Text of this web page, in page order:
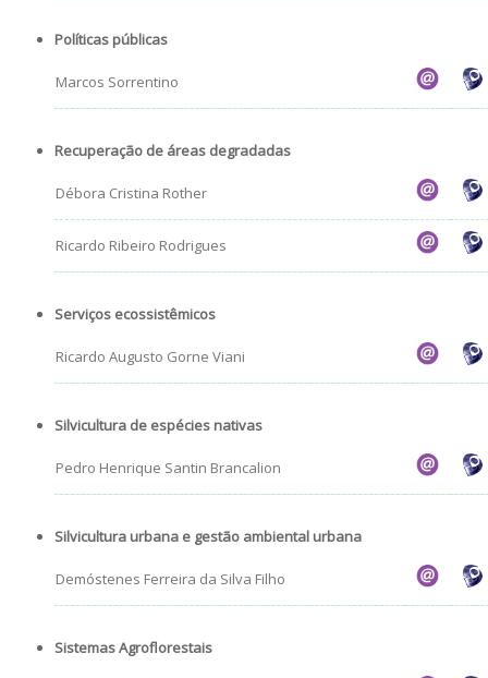
Políticas públicas
Marcos Sorrentino
Recuperação de áreas degradadas
Débora Cristina Rother
Ricardo Ribeiro Rodrigues
Serviços ecossistêmicos
Ricardo Augusto Gorne Viani
Silvicultura de espécies nativas
Pedro Henrique Santin Brancalion
Silvicultura urbana e gestão ambiental urbana
Demóstenes Ferreira da Silva Filho
Sistemas Agroflorestais